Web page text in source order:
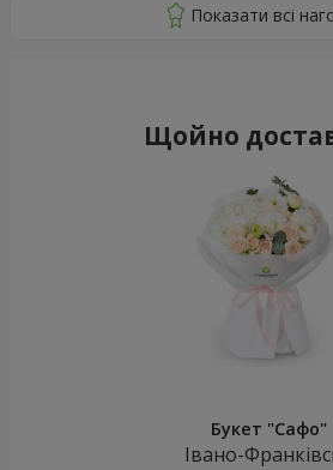
Щойно
Букет "Сафо"
Івано-